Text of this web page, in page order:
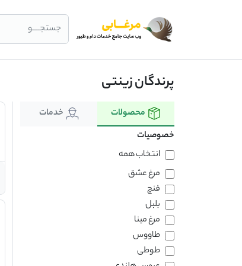
جستجــــو
پرندگان زینتی
محصولات
خدمات
خصوصیات
انتخاب همه
مرغ عشق
فنچ
بلبل
مرغ مینا
طاووس
طوطی